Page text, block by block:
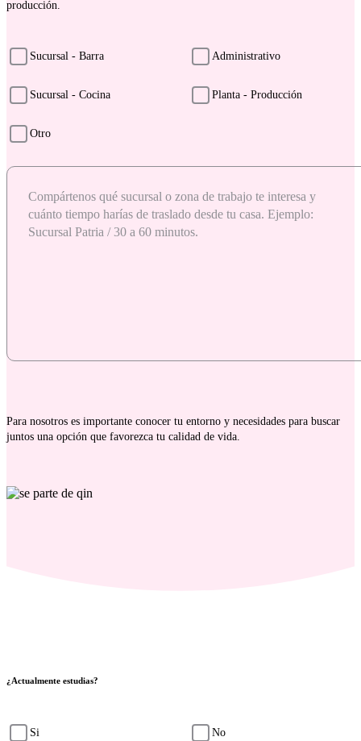
producción.
Sucursal - Barra Administrativo
Sucursal - Cocina Planta - Producción
Otro
Para nosotros es importante conocer tu entorno y necesidades para buscar
juntos una opción que favorezca tu calidad de vida.
¿Actualmente estudias?
Si No